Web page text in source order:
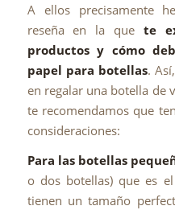
A ellos precisamente
reseña en la que te
productos y cómo
papel para botellas.
en regalar una botella de
te recomendamos que
consideraciones:
Para las botellas
o dos botellas) que es
tienen un tamaño